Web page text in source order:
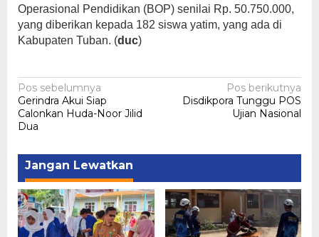
Operasional Pendidikan (BOP) senilai Rp. 50.750.000,
yang diberikan kepada 182 siswa yatim, yang ada di
Kabupaten Tuban. (duc)
Navigasi
pos
Pos sebelumnya
Gerindra Akui Siap
Calonkan Huda-Noor Jilid
Dua
Pos berikutnya
Disdikpora Tunggu POS
Ujian Nasional
Jangan Lewatkan